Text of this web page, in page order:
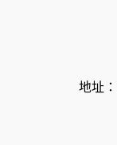
地址：